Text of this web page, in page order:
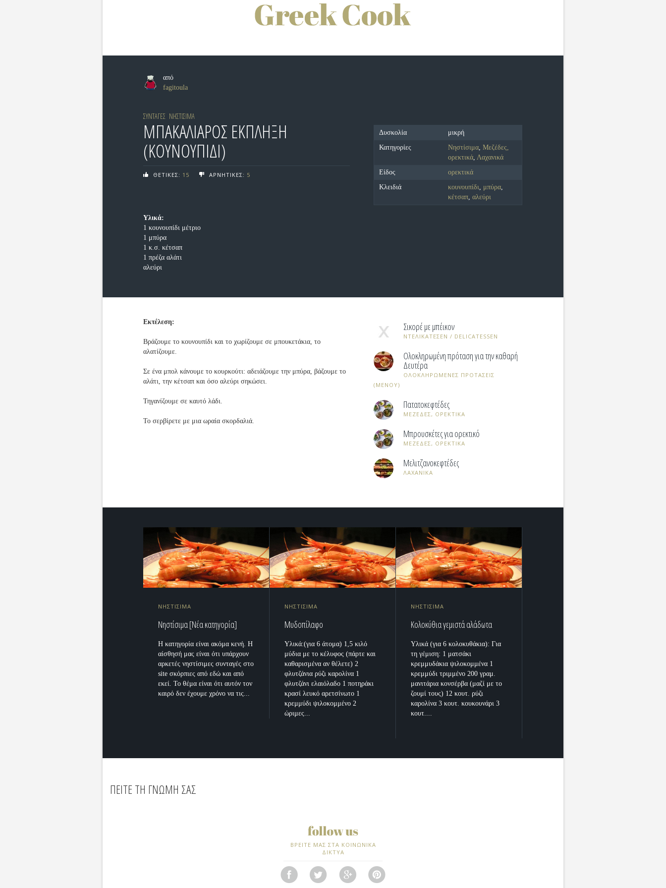
από
fagitoula
ΣΥΝΤΑΓΕΣ ΝΗΣΤΙΣΙΜΑ
ΜΠΑΚΑΛΙΑΡΟΣ ΕΚΠΛΗΞΗ
(ΚΟΥΝΟΥΠΙΔΙ)
ΘΕΤΙΚΕΣ: 15 ΑΡΝΗΤΙΚΕΣ: 5
Υλικά:
1 κουνουπίδι μέτριο
1 μπύρα
1 κ.σ. κέτσαπ
1 πρέζα αλάτι
αλεύρι
Δυσκολία
μικρή
Κατηγορίες
Νηστίσιμα,Μεζέδες,
ορεκτικά,Λαχανικά
Είδος
ορεκτικά
Κλειδιά
κουνουπίδι, μπύρα,
κέτσαπ,αλεύρι
Εκτέλεση:
Βράζουμε το κουνουπίδι και το χωρίζουμε σε μπουκετάκια, το
αλατίζουμε.
Σε ένα μπολ κάνουμε το κουρκούτι: αδειάζουμε την μπύρα, βάζουμε το
αλάτι, την κέτσαπ και όσο αλεύρι σηκώσει.
Τηγανίζουμε σε καυτό λάδι.
Το σερβίρετε με μια ωραία σκορδαλιά.
Σικορέ με μπέικον
ΝΤΕΛΙΚΑΤΕΣΕΝ / DELICATESSEN
Ολοκληρωμένη πρόταση για την καθαρή
Δευτέρα
ΟΛΟΚΛΗΡΩΜΕΝΕΣ ΠΡΟΤΑΣΕΙΣ
(ΜΕΝΟΥ)
Πατατοκεφτέδες
ΜΕΖΕΔΕΣ, ΟΡΕΚΤΙΚΑ
Μπρουσκέτες για ορεκτικό
ΜΕΖΕΔΕΣ, ΟΡΕΚΤΙΚΑ
Μελιτζανοκεφτέδες
ΛΑΧΑΝΙΚΑ
ΝΗΣΤΙΣΙΜΑ
Νηστίσιμα [Νέα κατηγορία]
Η κατηγορία είναι ακόμα κενή. Η
αίσθησή μας είναι ότι υπάρχουν
αρκετές νηστίσιμες συνταγές στο
site σκόρπιες από εδώ και από
εκεί. Το θέμα είναι ότι αυτόν τον
καιρό δεν έχουμε χρόνο να τις...
ΝΗΣΤΙΣΙΜΑ
Μυδοπίλαφο
Υλικά:(για 6 άτομα) 1,5 κιλό
μύδια με το κέλυφος (πάρτε και
καθαρισμένα αν θέλετε) 2
φλυτζάνια ρύζι καρολίνα 1
φλυτζάνι ελαιόλαδο 1 ποτηράκι
κρασί λευκό αρετσίνωτο 1
κρεμμύδι ψιλοκομμένο 2
ώριμες...
ΝΗΣΤΙΣΙΜΑ
Κολοκύθια γεμιστά αλάδωτα
Υλικά (για 6 κολοκυθάκια): Για
τη γέμιση: 1 ματσάκι
κρεμμυδάκια ψιλοκομμένα 1
κρεμμύδι τριμμένο 200 γραμ.
μανιτάρια κονσέρβα (μαζί με το
ζουμί τους) 12 κουτ. ρύζι
καρολίνα 3 κουτ. κουκουνάρι 3
κουτ....
ΠΕΙΤΕ ΤΗ ΓΝΩΜΗ ΣΑΣ
ΒΡΕΙΤΕ ΜΑΣ ΣΤΑ ΚΟΙΝΩΝΙΚΑ
ΔΙΚΤΥΑ